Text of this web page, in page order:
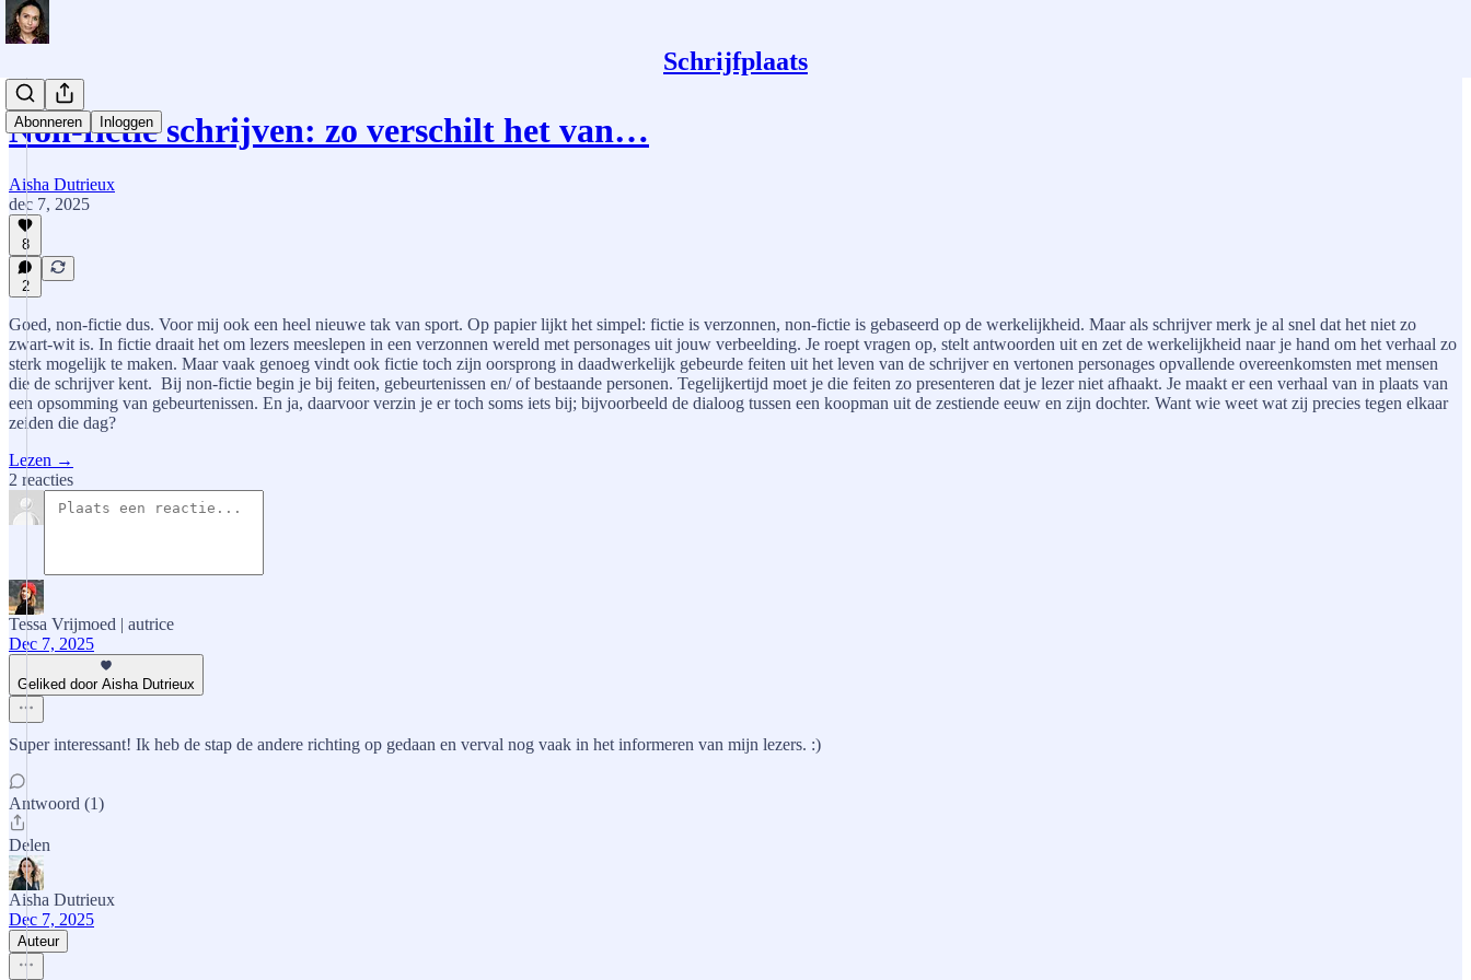
Schrijfplaats
Abonneren Inloggen
Non-fictie schrijven: zo verschilt het van…
Aisha Dutrieux
dec 7, 2025
8
2
Goed, non-fictie dus. Voor mij ook een heel nieuwe tak van sport. Op papier lijkt het simpel: fictie is verzonnen, non-fictie is gebaseerd op de werkelijkheid. Maar als schrijver merk je al snel dat het niet zo
zwart-wit is. In fictie draait het om lezers meeslepen in een verzonnen wereld met personages uit jouw verbeelding. Je roept vragen op, stelt antwoorden uit en zet de werkelijkheid naar je hand om het verhaal zo
sterk mogelijk te maken. Maar vaak genoeg vindt ook fictie toch zijn oorsprong in daadwerkelijk gebeurde feiten uit het leven van de schrijver en vertonen personages opvallende overeenkomsten met mensen
die de schrijver kent. Bij non-fictie begin je bij feiten, gebeurtenissen en/ of bestaande personen. Tegelijkertijd moet je die feiten zo presenteren dat je lezer niet afhaakt. Je maakt er een verhaal van in plaats van
een opsomming van gebeurtenissen. En ja, daarvoor verzin je er toch soms iets bij; bijvoorbeeld de dialoog tussen een koopman uit de zestiende eeuw en zijn dochter. Want wie weet wat zij precies tegen elkaar
zeiden die dag?
Lezen →
2 reacties
Tessa Vrijmoed | autrice
Dec 7, 2025
Geliked door Aisha Dutrieux
Super interessant! Ik heb de stap de andere richting op gedaan en verval nog vaak in het informeren van mijn lezers. :)
Antwoord (1)
Delen
Aisha Dutrieux
Dec 7, 2025
Auteur